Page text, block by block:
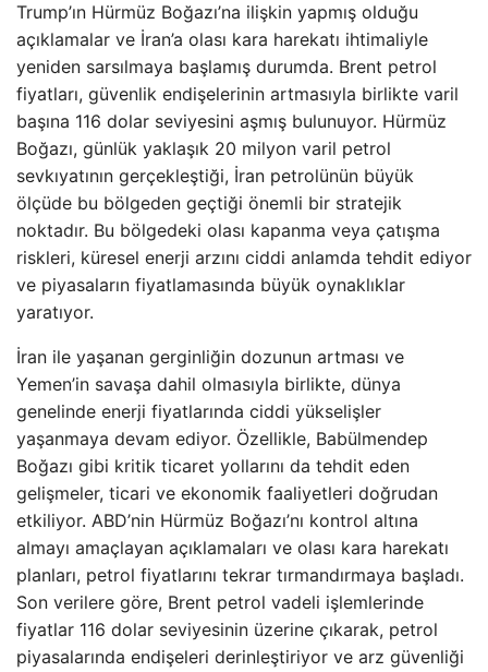
Trump’ın Hürmüz Boğazı’na ilişkin yapmış olduğu
açıklamalar ve İran’a olası kara harekatı ihtimaliyle
yeniden sarsılmaya başlamış durumda. Brent petrol
fiyatları, güvenlik endişelerinin artmasıyla birlikte varil
başına 116 dolar seviyesini aşmış bulunuyor. Hürmüz
Boğazı, günlük yaklaşık 20 milyon varil petrol
sevkıyatının gerçekleştiği, İran petrolünün büyük
ölçüde bu bölgeden geçtiği önemli bir stratejik
noktadır. Bu bölgedeki olası kapanma veya çatışma
riskleri, küresel enerji arzını ciddi anlamda tehdit ediyor
ve piyasaların fiyatlamasında büyük oynaklıklar
yaratıyor.
İran ile yaşanan gerginliğin dozunun artması ve
Yemen’in savaşa dahil olmasıyla birlikte, dünya
genelinde enerji fiyatlarında ciddi yükselişler
yaşanmaya devam ediyor. Özellikle, Babülmendep
Boğazı gibi kritik ticaret yollarını da tehdit eden
gelişmeler, ticari ve ekonomik faaliyetleri doğrudan
etkiliyor. ABD’nin Hürmüz Boğazı’nı kontrol altına
almayı amaçlayan açıklamaları ve olası kara harekatı
planları, petrol fiyatlarını tekrar tırmandırmaya başladı.
Son verilere göre, Brent petrol vadeli işlemlerinde
fiyatlar 116 dolar seviyesinin üzerine çıkarak, petrol
piyasalarında endişeleri derinleştiriyor ve arz güvenliği